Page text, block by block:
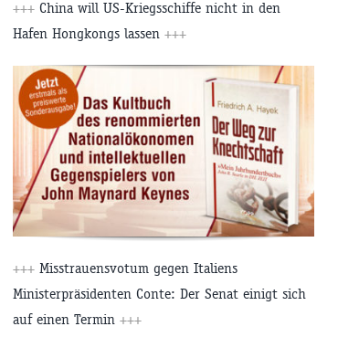
+++ China will US-Kriegsschiffe nicht in den
Hafen Hongkongs lassen +++
+++ Misstrauensvotum gegen Italiens
Ministerpräsidenten Conte: Der Senat einigt sich
auf einen Termin +++